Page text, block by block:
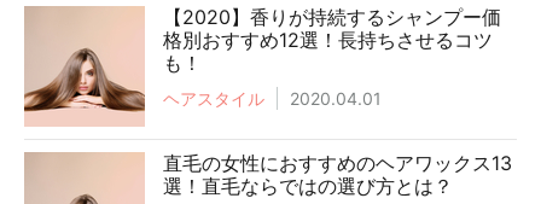
【2020】香りが持続するシャンプー価
格別おすすめ12選！長持ちさせるコツ
も！
ヘアスタイル 2020.04.01
直毛の女性におすすめのヘアワックス13
選！直毛ならではの選び方とは？